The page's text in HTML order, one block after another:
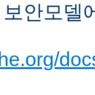
안모델